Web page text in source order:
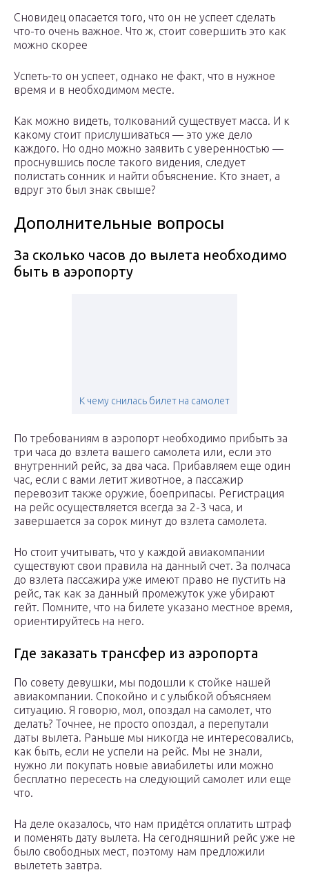
Сновидец опасается того, что он не успеет сделать
что-то очень важное. Что ж, стоит совершить это как
можно скорее
Успеть-то он успеет, однако не факт, что в нужное
время и в необходимом месте.
Как можно видеть, толкований существует масса. И к
какому стоит прислушиваться — это уже дело
каждого. Но одно можно заявить с уверенностью —
проснувшись после такого видения, следует
полистать сонник и найти объяснение. Кто знает, а
вдруг это был знак свыше?
Дополнительные вопросы
За сколько часов до вылета необходимо
быть в аэропорту
К чему снилась билет на самолет
По требованиям в аэропорт необходимо прибыть за
три часа до взлета вашего самолета или, если это
внутренний рейс, за два часа. Прибавляем еще один
час, если с вами летит животное, а пассажир
перевозит также оружие, боеприпасы. Регистрация
на рейс осуществляется всегда за 2-3 часа, и
завершается за сорок минут до взлета самолета.
Но стоит учитывать, что у каждой авиакомпании
существуют свои правила на данный счет. За полчаса
до взлета пассажира уже имеют право не пустить на
рейс, так как за данный промежуток уже убирают
гейт. Помните, что на билете указано местное время,
ориентируйтесь на него.
Где заказать трансфер из аэропорта
По совету девушки, мы подошли к стойке нашей
авиакомпании. Спокойно и с улыбкой объясняем
ситуацию. Я говорю, мол, опоздал на самолет, что
делать? Точнее, не просто опоздал, а перепутали
даты вылета. Раньше мы никогда не интересовались,
как быть, если не успели на рейс. Мы не знали,
нужно ли покупать новые авиабилеты или можно
бесплатно пересесть на следующий самолет или еще
что.
На деле оказалось, что нам придётся оплатить штраф
и поменять дату вылета. На сегодняшний рейс уже не
было свободных мест, поэтому нам предложили
вылететь завтра.